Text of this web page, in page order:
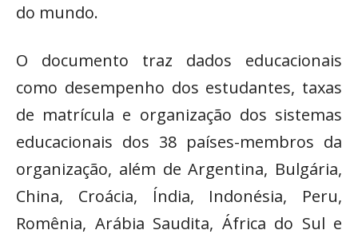
do mundo.
O documento traz dados educacionais
como desempenho dos estudantes, taxas
de matrícula e organização dos sistemas
educacionais dos 38 países-membros da
organização, além de Argentina, Bulgária,
China, Croácia, Índia, Indonésia, Peru,
Romênia, Arábia Saudita, África do Sul e